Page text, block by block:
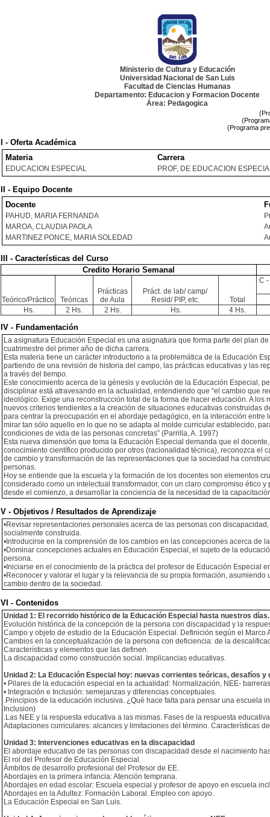
Ministerio de Cultura y Educación
Universidad Nacional de San Luis
Facultad de Ciencias Humanas
Departamento: Educacion y Formacion Docente
Área: Pedagogica
(Programa
I - Oferta Académica
Materia
Carrera
EDUCACION ESPECIAL PROF, DE EDUCACION
II - Equipo Docente
Docente
PAHUD, MARIA FERNANDA
MAROA, CLAUDIA PAOLA
MARTINEZ PONCE, MARIA SOLEDAD
III - Características del Curso
Credito Horario Semanal
Teórico/Práctico Teóricas
Prácticas
de Aula
Práct. de lab/ camp/
Resid/ PIP, etc.
Total
C
Hs. 2 Hs. 2 Hs. Hs. 4 Hs.
IV - Fundamentación
La asignatura Educación Especial es una asignatura que forma parte del plan
cuatrimestre del primer año de dicha carrera.
Esta materia tiene un carácter introductorio a la problemática de la Educación
partiendo de una revisión de historia del campo, las prácticas educativas y las
a través del tiempo.
Este conocimiento acerca de la génesis y evolución de la Educación Especial,
disciplinar está atravesando en la actualidad, entendiendo que “el cambio que
ideológico. Exige una reconstrucción total de la forma de hacer educación. A
nuevos criterios tendientes a la creación de situaciones educativas construidas
para centrar la preocupación en el abordaje pedagógico, en la interacción
mirar tan sólo aquello en lo que no se adapta al molde curricular establecido,
condiciones de vida de las personas concretas” (Parrilla, A. 1997)
Esta nueva dimensión que toma la Educación Especial demanda que el
conocimiento científico producido por otros (racionalidad técnica), reconozca el
de cambio y transformación de las representaciones que la sociedad ha
personas.
Hoy se entiende que la escuela y la formación de los docentes son elementos
considerado como un intelectual transformador, con un claro compromiso ético
desde el comienzo, a desarrollar la conciencia de la necesidad de la
V - Objetivos / Resultados de Aprendizaje
•Revisar representaciones personales acerca de las personas con
socialmente construida.
•Introducirse en la comprensión de los cambios en las concepciones acerca de
•Dominar concepciones actuales en Educación Especial, el sujeto de la
persona.
•Iniciarse en el conocimiento de la práctica del profesor de Educación Especial
•Reconocer y valorar el lugar y la relevancia de su propia formación,
cambio dentro de la sociedad.
VI - Contenidos
Unidad 1: El recorrido histórico de la Educación Especial hasta nuestros días.
Evolución histórica de la concepción de la persona con discapacidad y la
Campo y objeto de estudio de la Educación Especial. Definición según el
Cambios en la conceptualización de la persona con deficiencia: de la
Características y elementos que las definen.
La discapacidad como construcción social. Implicancias educativas.
Unidad 2: La Educación Especial hoy: nuevas corrientes teóricas, desafíos y
• Pilares de la educación especial en la actualidad: Normalización, NEE-
• Integración e Inclusión: semejanzas y diferencias conceptuales.
.Principios de la educación inclusiva. ¿Qué hace falta para pensar una
Inclusion)
.Las NEE y la respuesta educativa a las mismas. Fases de la respuesta
Adaptaciones curriculares: alcances y limitaciones del término. Características
Unidad 3: Intervenciones educativas en la discapacidad
El abordaje educativo de las personas con discapacidad desde el nacimiento
El rol del Profesor de Educación Especial.
Ámbitos de desarrollo profesional del Profesor de EE.
Abordajes en la primera infancia: Atención temprana.
Abordajes en edad escolar: Escuela especial y profesor de apoyo en escuela
Abordajes en la Adultez: Formación Laboral. Empleo con apoyo.
La Educación Especial en San Luis.